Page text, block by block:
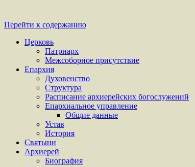
Перейти к содержанию
Церковь
Патриарх
Межсоборное присутствие
Епархия
Духовенство
Структура
Расписание архиерейских богослужений
Епархиальное управление
Общие данные
Устав
История
Святыни
Архиерей
Биография